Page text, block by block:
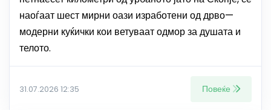
наоѓаат шест мирни оази изработени од дрво—
модерни куќички кои ветуваат одмор за душата и
телото.
31.07.2026 12:35 Повеќе